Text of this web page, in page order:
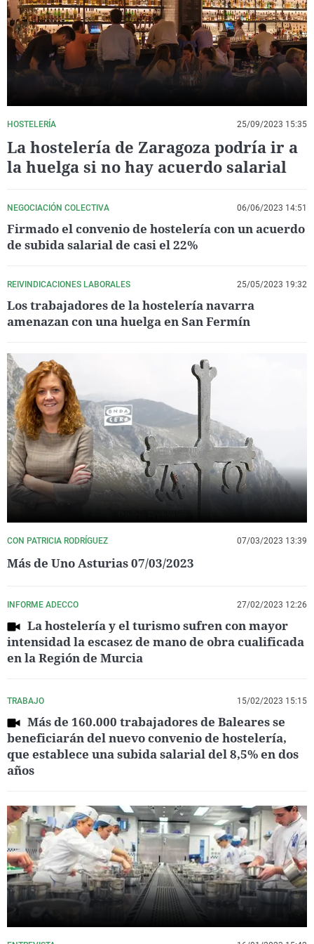
La rosa de los vientos
Gente viajera
Como el perro y el
Caso
Retornados
Equipo de
Extremadura
Galicia
La Rioja
País Vasco
Virales
Televisión
Elecciones
HOSTELERÍA 25/09/2023 15:35
La hostelería de Zaragoza podría ir a
la huelga si no hay acuerdo salarial
NEGOCIACIÓN COLECTIVA 06/06/2023 14:51
Firmado el convenio de hostelería con un acuerdo
de subida salarial de casi el 22%
REIVINDICACIONES LABORALES 25/05/2023 19:32
Los trabajadores de la hostelería navarra
amenazan con una huelga en San Fermín
CON PATRICIA RODRÍGUEZ 07/03/2023 13:39
Más de Uno Asturias 07/03/2023
INFORME ADECCO 27/02/2023 12:26
La hostelería y el turismo sufren con mayor
intensidad la escasez de mano de obra cualificada
en la Región de Murcia
TRABAJO 15/02/2023 15:15
Más de 160.000 trabajadores de Baleares se
beneficiarán del nuevo convenio de hostelería,
que establece una subida salarial del 8,5% en dos
años